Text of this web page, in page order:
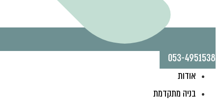
053-4951538
אודות
בניה מתקדמת